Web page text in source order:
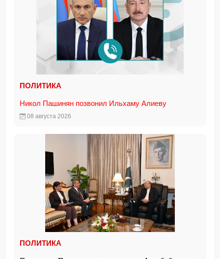
ПОЛИТИКА
Никол Пашинян позвонил Ильхаму Алиеву
08 августа 2026
ПОЛИТИКА